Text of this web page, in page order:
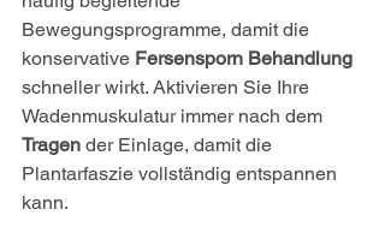
Bewegungsprogramme, damit die
konservative Fersensporn Behandlung
schneller wirkt. Aktivieren Sie Ihre
Wadenmuskulatur immer nach dem
Tragen der Einlage, damit die
Plantarfaszie vollständig entspannen
kann.